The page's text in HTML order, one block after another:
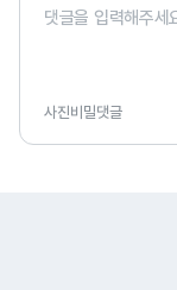
사진비밀댓글